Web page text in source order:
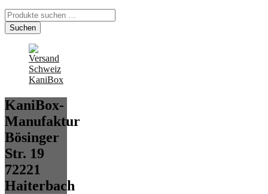
Suchen
nach:
Suchen
KaniBox-
Manufaktur
Bösinger
Str. 19
72221
Haiterbach